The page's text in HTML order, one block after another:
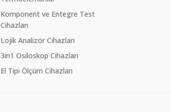
Komponent ve Entegre Test
Cihazları
Lojik Analizör Cihazları
3in1 Osiloskop Cihazları
El Tipi Ölçüm Cihazları